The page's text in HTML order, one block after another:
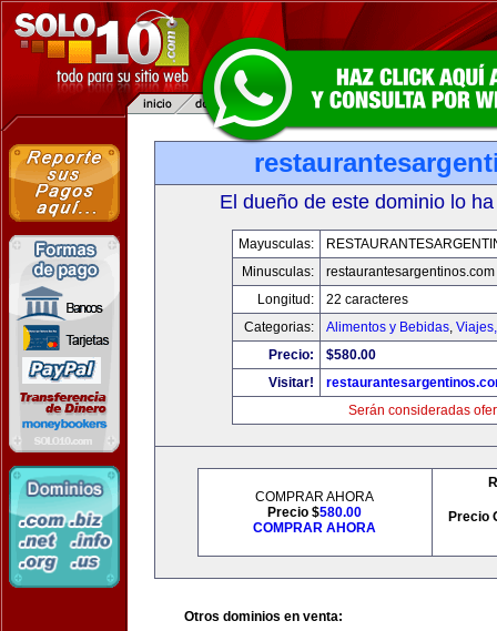
El dueño de este dominio lo
Mayusculas:
Minusculas:
restaurantesargentinos.com
Longitud:
22 caracteres
Categorias:
Alimentos y Bebidas,
Precio:
$580.00
Visitar!
Serán consideradas
COMPRAR AHORA
Precio $580.00
COMPRAR AHORA
Precio
Otros dominios en venta: